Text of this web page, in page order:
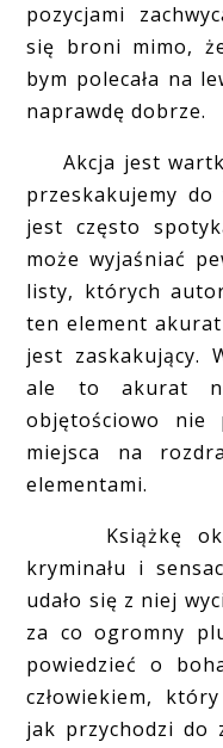
pozycjami
się broni mimo,
bym polecała na
naprawdę dobrze.
Akcja jest
przeskakujemy
jest często
może wyjaśniać
listy, których
ten element
jest zaskakujący.
ale to akurat
objętościowo
miejsca na
elementami.
Książkę
kryminału i
udało się z niej
za co ogromny
powiedzieć o
człowiekiem,
jak przychodzi do